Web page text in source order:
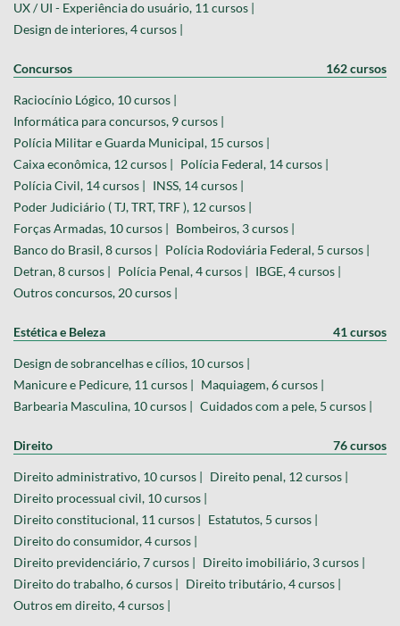
UX / UI - Experiência do usuário, 11 cursos |
Design de interiores, 4 cursos |
Concursos 162 cursos
Raciocínio Lógico, 10 cursos |
Informática para concursos, 9 cursos |
Polícia Militar e Guarda Municipal, 15 cursos |
Caixa econômica, 12 cursos | Polícia Federal, 14 cursos |
Polícia Civil, 14 cursos | INSS, 14 cursos |
Poder Judiciário ( TJ, TRT, TRF ), 12 cursos |
Forças Armadas, 10 cursos | Bombeiros, 3 cursos |
Banco do Brasil, 8 cursos | Polícia Rodoviária Federal, 5 cursos |
Detran, 8 cursos | Polícia Penal, 4 cursos | IBGE, 4 cursos |
Outros concursos, 20 cursos |
Estética e Beleza 41 cursos
Design de sobrancelhas e cílios, 10 cursos |
Manicure e Pedicure, 11 cursos | Maquiagem, 6 cursos |
Barbearia Masculina, 10 cursos | Cuidados com a pele, 5 cursos |
Direito 76 cursos
Direito administrativo, 10 cursos | Direito penal, 12 cursos |
Direito processual civil, 10 cursos |
Direito constitucional, 11 cursos | Estatutos, 5 cursos |
Direito do consumidor, 4 cursos |
Direito previdenciário, 7 cursos | Direito imobiliário, 3 cursos |
Direito do trabalho, 6 cursos | Direito tributário, 4 cursos |
Outros em direito, 4 cursos |